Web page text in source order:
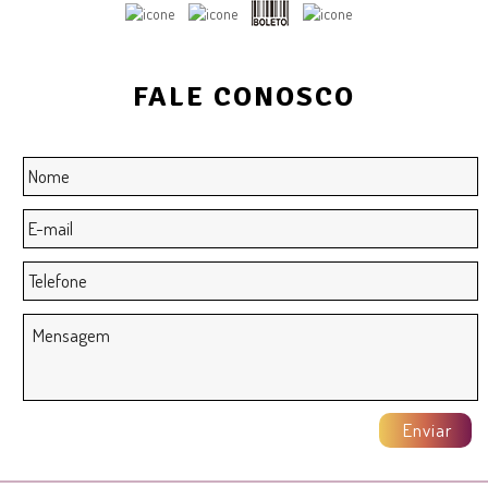
FALE CONOSCO
Nome *
E-
mail *
Telefone
Mensagem